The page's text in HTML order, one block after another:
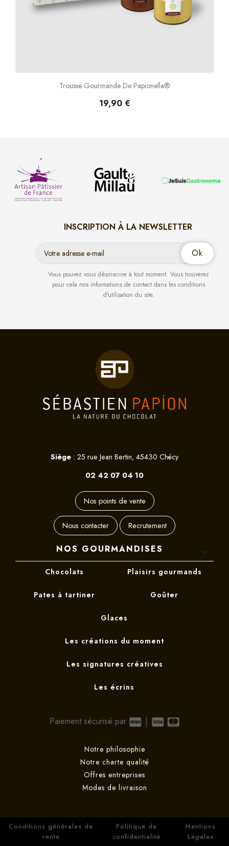
Trousse Gourmande De Papionella®
19,90 €
INSCRIPTION À LA NEWSLETTER
Vous pouvez vous désinscrire à tout moment. Vous trouverez
pour cela nos informations de contact dans les conditions
d'utilisation du site.
Siège : 25 rue Jean Bertin, 45430 Chécy
02 42 07 04 10
Nos points de vente
Nous contacter Recrutement
NOS GOURMANDISES 
Chocolats Plaisirs gourmands
Pates à tartiner Goûter
Glaces
Les créations du moment
Les signatures créatives
Les écrins
Paiement sécurisé par
Notre philosophie
Notre charte qualité
Offres entreprises
Modes de livraison
Conditions générales de
vente
Politique de
confidentialité
Mentions
Légales